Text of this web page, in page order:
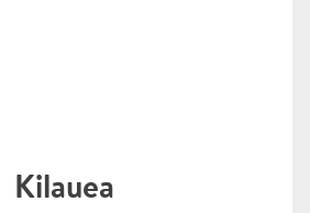
Kilauea